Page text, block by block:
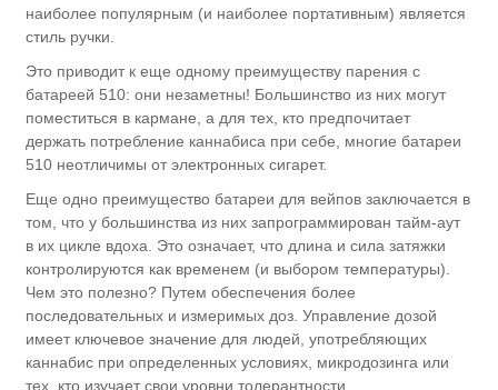
наиболее популярным (и наиболее портативным) является
стиль ручки.
Это приводит к еще одному преимуществу парения с
батареей 510: они незаметны! Большинство из них могут
поместиться в кармане, а для тех, кто предпочитает
держать потребление каннабиса при себе, многие батареи
510 неотличимы от электронных сигарет.
Еще одно преимущество батареи для вейпов заключается в
том, что у большинства из них запрограммирован тайм-аут
в их цикле вдоха. Это означает, что длина и сила затяжки
контролируются как временем (и выбором температуры).
Чем это полезно? Путем обеспечения более
последовательных и измеримых доз. Управление дозой
имеет ключевое значение для людей, употребляющих
каннабис при определенных условиях, микродозинга или
тех, кто изучает свои уровни толерантности.